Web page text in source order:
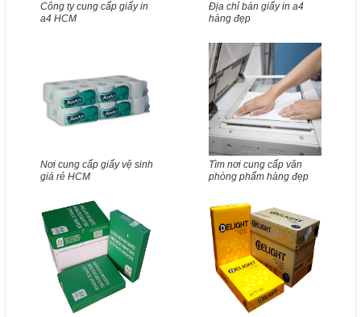
Công ty cung cấp giấy in
a4 HCM
Địa chỉ bán giấy in a4
hàng đẹp
Nơi cung cấp giấy vệ sinh
giá rẻ HCM
Tìm nơi cung cấp văn
phòng phẩm hàng đẹp